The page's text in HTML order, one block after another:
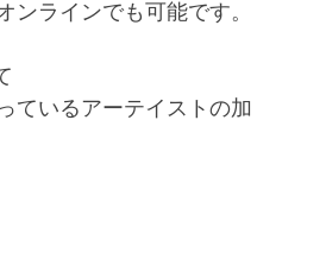
ラインでも可能です。
ているアーテイストの加